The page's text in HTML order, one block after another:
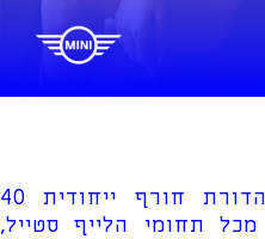
יריד About us #15 במהדורת חורף ייחודית 40
תחומי הלייף סטייל,